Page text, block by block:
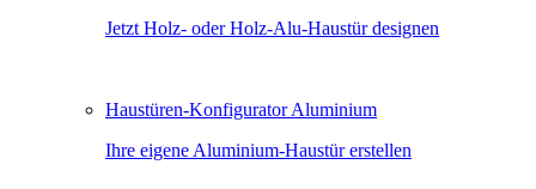
Jetzt Holz- oder Holz-Alu-Haustür designen
Haustüren-Konfigurator Aluminium
Ihre eigene Aluminium-Haustür erstellen